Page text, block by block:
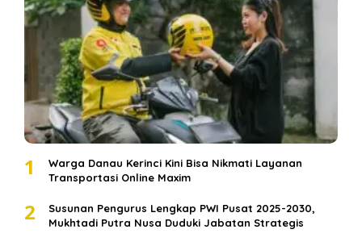
1
Warga Danau Kerinci Kini Bisa Nikmati Layanan
Transportasi Online Maxim
2
Susunan Pengurus Lengkap PWI Pusat 2025-2030,
Mukhtadi Putra Nusa Duduki Jabatan Strategis